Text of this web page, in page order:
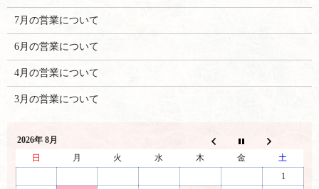
7月の営業について
6月の営業について
4月の営業について
3月の営業について
2026年 8月
日
月 火 水 木 金
土
1